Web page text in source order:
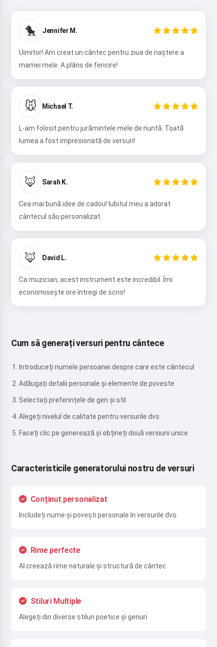
🐤 Jennifer M.
Uimitor! Am creat un cântec pentru ziua de naștere a
mamei mele. A plâns de fericire!
🐭 Michael T.
L-am folosit pentru jurămintele mele de nuntă. Toată
lumea a fost impresionată de versuri!
🦊 Sarah K.
Cea mai bună idee de cadou! Iubitul meu a adorat
cântecul său personalizat.
🦊 David L.
Ca muzician, acest instrument este incredibil. Îmi
economisește ore întregi de scris!
Cum să generați versuri pentru cântece
Introduceți numele persoanei despre care este cântecul
Adăugați detalii personale și elemente de poveste
Selectați preferințele de gen și stil
Alegeți nivelul de calitate pentru versurile dvs.
Faceți clic pe generează și obțineți două versiuni unice
Caracteristicile generatorului nostru de versuri
Conținut personalizat
Includeți nume și povești personale în versurile dvs.
Rime perfecte
AI creează rime naturale și structură de cântec
Stiluri Multiple
Alegeți din diverse stiluri poetice și genuri
Pot crea cântece, scrie poezii și
felicitări 🥰
Accept: Termenii serviciului,
Politica de confidențialitate
Politica de rambursare